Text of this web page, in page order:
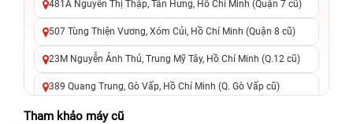
481A Nguyễn Thị Thập, Tân Hưng, Hồ Chí Minh (Quận 7 cũ)
507 Tùng Thiện Vương, Xóm Củi, Hồ Chí Minh (Quận 8 cũ)
23M Nguyễn Ảnh Thủ, Trung Mỹ Tây, Hồ Chí Minh (Q.12 cũ)
389 Quang Trung, Gò Vấp, Hồ Chí Minh (Q. Gò Vấp cũ)
625 - 625A Âu Cơ, Tân Phú, Hồ Chí Minh (Quận Tân Phú cũ)
Tham khảo máy cũ